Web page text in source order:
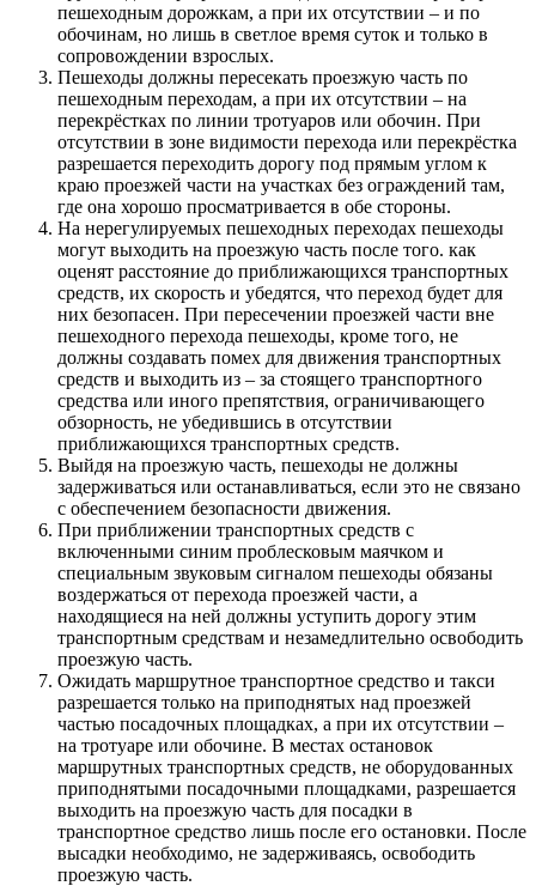
пешеходным дорожкам, а при их отсутствии – и по
обочинам, но лишь в светлое время суток и только в
сопровождении взрослых.
Пешеходы должны пересекать проезжую часть по
пешеходным переходам, а при их отсутствии – на
перекрёстках по линии тротуаров или обочин. При
отсутствии в зоне видимости перехода или перекрёстка
разрешается переходить дорогу под прямым углом к
краю проезжей части на участках без ограждений там,
где она хорошо просматривается в обе стороны.
На нерегулируемых пешеходных переходах пешеходы
могут выходить на проезжую часть после того. как
оценят расстояние до приближающихся транспортных
средств, их скорость и убедятся, что переход будет для
них безопасен. При пересечении проезжей части вне
пешеходного перехода пешеходы, кроме того, не
должны создавать помех для движения транспортных
средств и выходить из – за стоящего транспортного
средства или иного препятствия, ограничивающего
обзорность, не убедившись в отсутствии
приближающихся транспортных средств.
Выйдя на проезжую часть, пешеходы не должны
задерживаться или останавливаться, если это не связано
с обеспечением безопасности движения.
При приближении транспортных средств с
включенными синим проблесковым маячком и
специальным звуковым сигналом пешеходы обязаны
воздержаться от перехода проезжей части, а
находящиеся на ней должны уступить дорогу этим
транспортным средствам и незамедлительно освободить
проезжую часть.
Ожидать маршрутное транспортное средство и такси
разрешается только на приподнятых над проезжей
частью посадочных площадках, а при их отсутствии –
на тротуаре или обочине. В местах остановок
маршрутных транспортных средств, не оборудованных
приподнятыми посадочными площадками, разрешается
выходить на проезжую часть для посадки в
транспортное средство лишь после его остановки. После
высадки необходимо, не задерживаясь, освободить
проезжую часть.